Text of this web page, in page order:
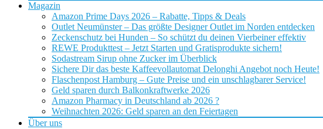
Magazin
Amazon Prime Days 2026 – Rabatte, Tipps & Deals
Outlet Neumünster – Das größte Designer Outlet im Norden entdecken
Zeckenschutz bei Hunden – So schützt du deinen Vierbeiner effektiv
REWE Produkttest – Jetzt Starten und Gratisprodukte sichern!
Sodastream Sirup ohne Zucker im Überblick
Sichere Dir das beste Kaffeevollautomat Delonghi Angebot noch Heute!
Flaschenpost Hamburg – Gute Preise und ein unschlagbarer Service!
Geld sparen durch Balkonkraftwerke 2026
Amazon Pharmacy in Deutschland ab 2026 ?
Weihnachten 2026: Geld sparen an den Feiertagen
Über uns